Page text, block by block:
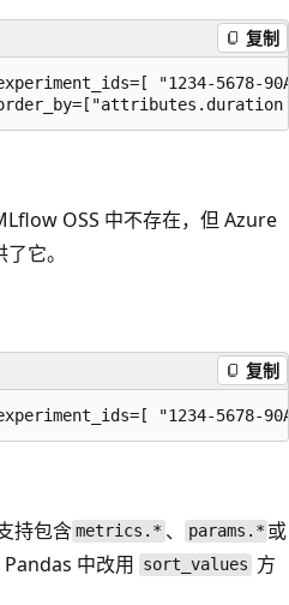
复制
"1234-5678-
OSS 中不存在，但 Azure
它。
复制
持包含metrics.* 、 params.* 或
中改用 sort_values 方